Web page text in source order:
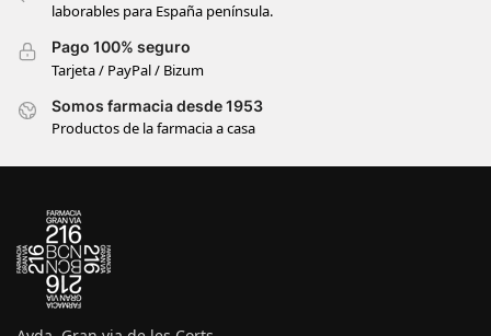
laborables para España península.
Pago 100% seguro
Tarjeta / PayPal / Bizum
Somos farmacia desde 1953
Productos de la farmacia a casa